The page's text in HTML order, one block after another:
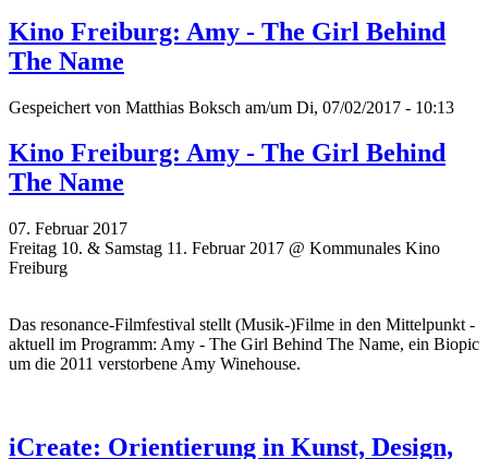
Kino Freiburg: Amy - The Girl Behind
The Name
Gespeichert von Matthias Boksch am/um Di, 07/02/2017 - 10:13
Kino Freiburg: Amy - The Girl Behind
The Name
07. Februar 2017
Freitag 10. & Samstag 11. Februar 2017 @ Kommunales Kino
Freiburg
Das resonance-Filmfestival stellt (Musik-)Filme in den Mittelpunkt -
aktuell im Programm: Amy - The Girl Behind The Name, ein Biopic
um die 2011 verstorbene Amy Winehouse.
iCreate: Orientierung in Kunst, Design,